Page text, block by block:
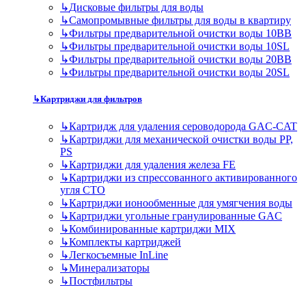
↳Дисковые фильтры для воды
↳Самопромывные фильтры для воды в квартиру
↳Фильтры предварительной очистки воды 10BB
↳Фильтры предварительной очистки воды 10SL
↳Фильтры предварительной очистки воды 20BB
↳Фильтры предварительной очистки воды 20SL
↳Картриджи для фильтров
↳Картридж для удаления сероводорода GAC-CAT
↳Картриджи для механической очистки воды PP,
PS
↳Картриджи для удаления железа FE
↳Картриджи из спрессованного активированного
угля CTO
↳Картриджи ионообменные для умягчения воды
↳Картриджи угольные гранулированные GAC
↳Комбинированные картриджи MIX
↳Комплекты картриджей
↳Легкосъемные InLine
↳Минерализаторы
↳Постфильтры